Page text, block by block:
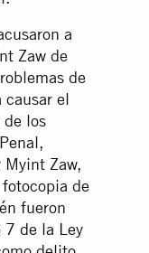
a
Zaw de
de
causar el
los
Zaw,
de
fueron
7 de la Ley